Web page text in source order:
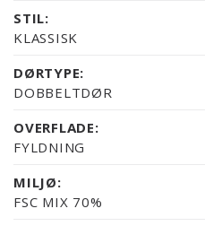
STIL:
KLASSISK
DØRTYPE:
DOBBELTDØR
OVERFLADE:
FYLDNING
MILJØ:
FSC MIX 70%